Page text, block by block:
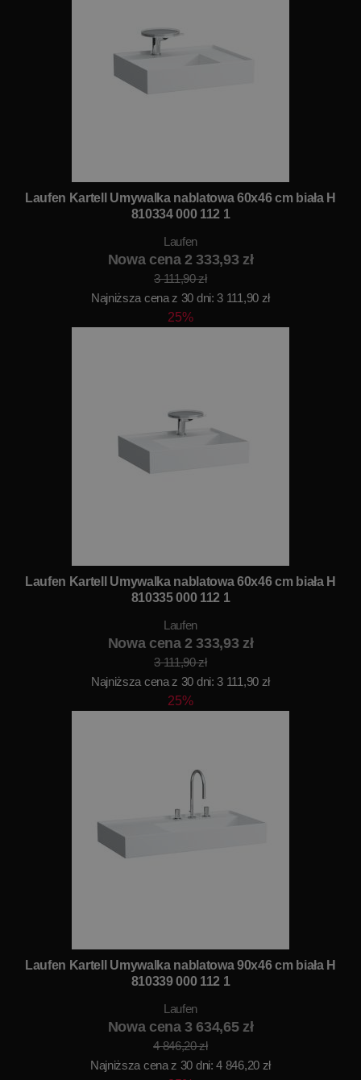
Laufen Kartell Umywalka nablatowa 60x46 cm biała H
810334 000 112 1
Laufen
Nowa cena 2 333,93 zł
3 111,90 zł
Najniższa cena z 30 dni: 3 111,90 zł
25%
Laufen Kartell Umywalka nablatowa 60x46 cm biała H
810335 000 112 1
Laufen
Nowa cena 2 333,93 zł
3 111,90 zł
Najniższa cena z 30 dni: 3 111,90 zł
25%
Laufen Kartell Umywalka nablatowa 90x46 cm biała H
810339 000 112 1
Laufen
Nowa cena 3 634,65 zł
4 846,20 zł
Najniższa cena z 30 dni: 4 846,20 zł